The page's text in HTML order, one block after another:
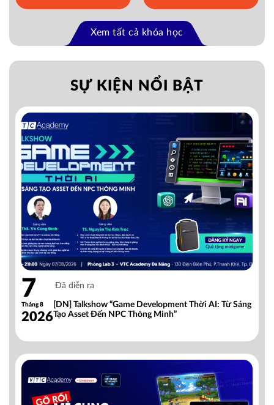
Xem tất cả khóa học
SỰ KIỆN NỔI BẬT
7
Tháng 8
2026
Đã diễn ra
[DN] Talkshow “Game Development Thời AI: Từ Sáng
Tạo Asset Đến NPC Thông Minh”